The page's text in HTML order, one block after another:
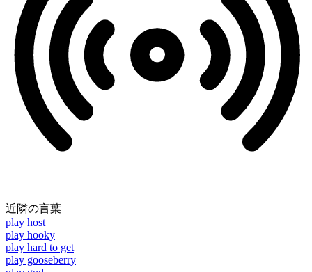
近隣の言葉
play host
play hooky
play hard to get
play gooseberry